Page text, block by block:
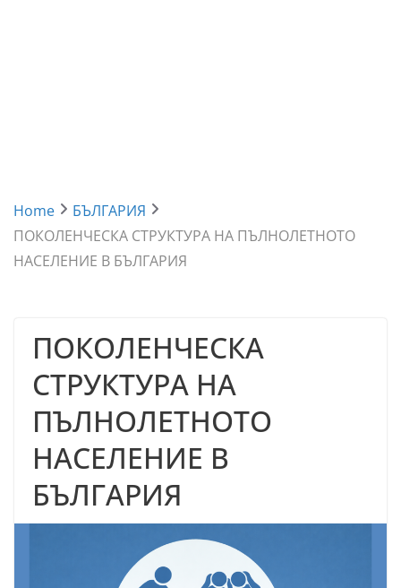
Home
БЪЛГАРИЯ
ПОКОЛЕНЧЕСКА СТРУКТУРА НА ПЪЛНОЛЕТНОТО
НАСЕЛЕНИЕ В БЪЛГАРИЯ
ПОКОЛЕНЧЕСКА
СТРУКТУРА НА
ПЪЛНОЛЕТНОТО
НАСЕЛЕНИЕ В
БЪЛГАРИЯ